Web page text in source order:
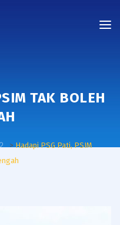
TAK BOLEH
>Hadapi PSG Pati, PSIM